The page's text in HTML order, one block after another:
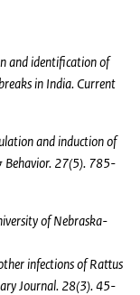
and identification of
in India. Current
and induction of
Behavior. 27(5). 785-
of Nebraska-
infections of Rattus
Journal. 28(3). 45-